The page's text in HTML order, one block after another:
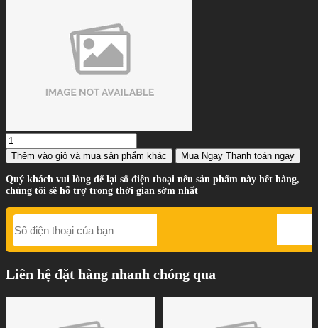
Thêm vào giỏ và mua sản phẩm khác Mua Ngay Thanh toán ngay
Quý khách vui lòng để lại số điện thoại nếu sản phẩm này hết hàng,
chúng tôi sẽ hỗ trợ trong thời gian sớm nhất
Liên hệ đặt hàng nhanh chóng qua